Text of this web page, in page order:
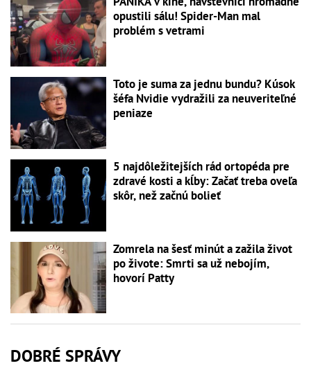
opustili sálu! Spider-Man mal
problém s vetrami
Toto je suma za jednu bundu? Kúsok
šéfa Nvidie vydražili za neuveriteľné
peniaze
5 najdôležitejších rád ortopéda pre
zdravé kosti a kĺby: Začať treba oveľa
skôr, než začnú bolieť
Zomrela na šesť minút a zažila život
po živote: Smrti sa už nebojím,
hovorí Patty
DOBRÉ SPRÁVY